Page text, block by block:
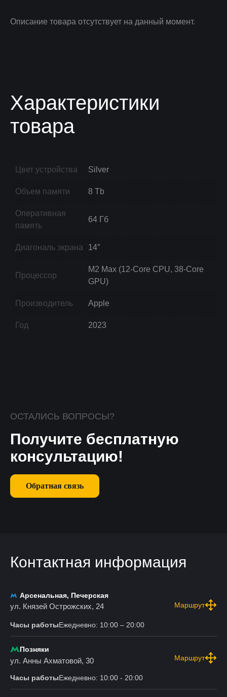
Описание товара отсутствует на данный момент.
Характеристики
товара
Цвет устройства Silver
Объем памяти 8 Tb
Оперативная
память
64 Гб
Диагональ экрана 14″
Процессор
M2 Max (12-Core CPU, 38-Core
GPU)
Производитель Apple
Год 2023
ОСТАЛИСЬ ВОПРОСЫ?
Получите бесплатную
консультацию!
Обратная связь
Контактная информация
Арсенальная, Печерская
ул. Князей Острожских, 24 Маршрут
Часы работыЕжедневно: 10:00 – 20:00
Позняки
ул. Анны Ахматовой, 30 Маршрут
Часы работыЕжедневно: 10:00 - 20:00